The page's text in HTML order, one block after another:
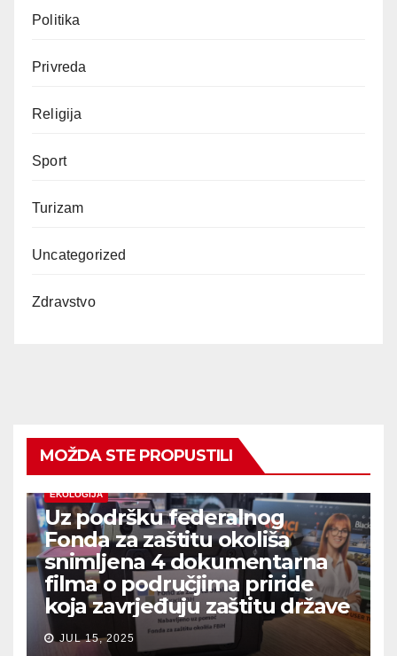
Politika
Privreda
Religija
Sport
Turizam
Uncategorized
Zdravstvo
MOŽDA STE PROPUSTILI
EKOLOGIJA
Uz podršku federalnog
Fonda za zaštitu okoliša
snimljena 4 dokumentarna
filma o područjima priride
koja zavrjeđuju zaštitu države
JUL 15, 2025